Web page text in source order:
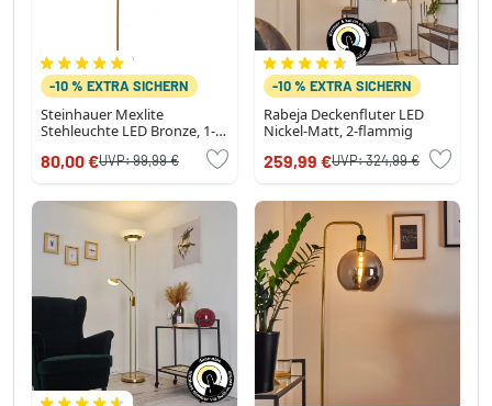
-10 % EXTRA SICHERN
Steinhauer Mexlite
Stehleuchte LED Bronze, 1-
80,00 €UVP:99,99 €
-10 % EXTRA SICHERN
Rabeja Deckenfluter LED
Nickel-Matt, 2-flammig
259,99 €UVP:324,99 €